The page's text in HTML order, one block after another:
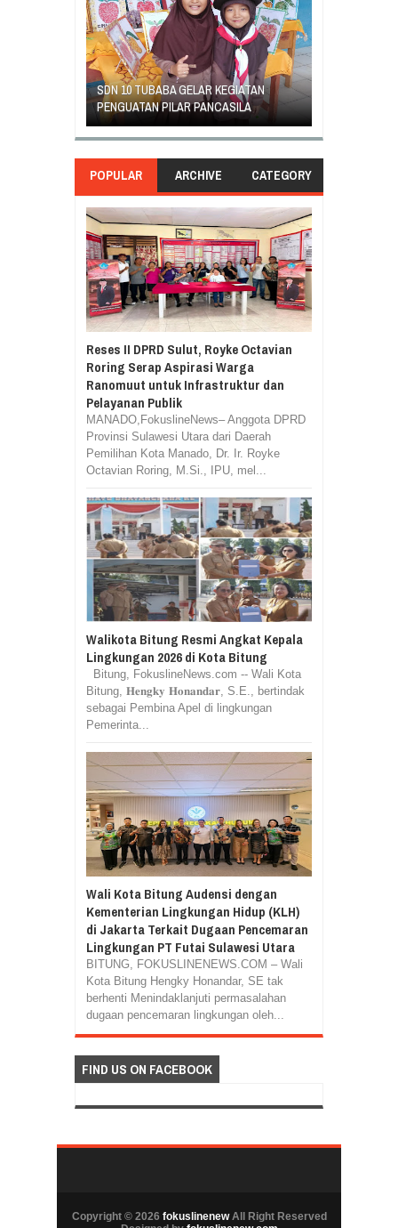
GEJOLAK PIHAK SEKOLAH SD INPRES
KLABAT DENGAN ORANG TUA MURID
BERAKHIR DAMAI
POPULAR ARCHIVE CATEGORY
Reses II DPRD Sulut, Royke Octavian
Roring Serap Aspirasi Warga
Ranomuut untuk Infrastruktur dan
Pelayanan Publik
MANADO,FokuslineNews– Anggota DPRD
Provinsi Sulawesi Utara dari Daerah
Pemilihan Kota Manado, Dr. Ir. Royke
Octavian Roring, M.Si., IPU, mel...
Walikota Bitung Resmi Angkat Kepala
Lingkungan 2026 di Kota Bitung
Bitung, FokuslineNews.com -- Wali Kota
Bitung, 𝐇𝐞𝐧𝐠𝐤𝐲 𝐇𝐨𝐧𝐚𝐧𝐝𝐚𝐫, S.E., bertindak
sebagai Pembina Apel di lingkungan
Pemerinta...
Wali Kota Bitung Audensi dengan
Kementerian Lingkungan Hidup (KLH)
di Jakarta Terkait Dugaan Pencemaran
Lingkungan PT Futai Sulawesi Utara
BITUNG, FOKUSLINENEWS.COM – Wali
Kota Bitung Hengky Honandar, SE tak
berhenti Menindaklanjuti permasalahan
dugaan pencemaran lingkungan oleh...
FIND US ON FACEBOOK
Copyright © 2026 fokuslinenewAll Right Reserved